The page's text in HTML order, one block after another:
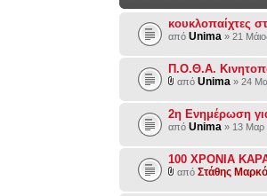
κουκλοπαίχτες
απόUnima » 21
Π.Ο.Θ.Α.
απόUnima » 24
2η Ενημέρωση
απόUnima » 13 Μαρ
100 ΧΡΟΝΙΑ
απόΣτάθης